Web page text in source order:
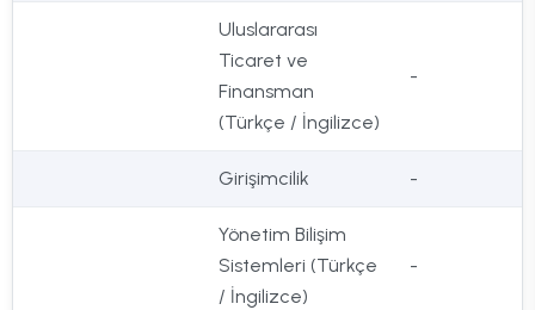
Uluslararası
Ticaret ve
Finansman
(Türkçe / İngilizce)
-
Girişimcilik -
Yönetim Bilişim
Sistemleri (Türkçe
/ İngilizce)
-